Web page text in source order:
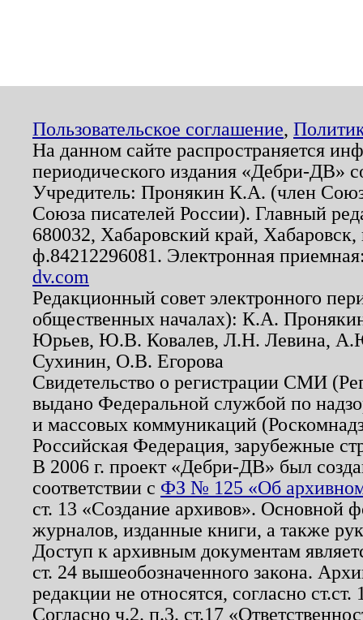
Пользовательское соглашение,
На данном сайте распространяется
периодического издания «Дебри-ДВ»
Учредитель: Пронякин К.А. (член
Союза писателей России). Главный
680032, Хабаровский край,
ф.84212296081. Электронная
dv.com
Редакционный совет электронного
общественных началах): К.А.
Юрьев, Ю.В. Ковалев, Л.Н. Левина,
Сухинин, О.В. Егорова
Свидетельство о регистрации СМИ
выдано Федеральной службой по
и массовых коммуникаций
Российская Федерация, зарубежные
В 2006 г. проект «Дебри-ДВ» был
соответствии с ФЗ № 125 «Об
ст. 13 «Создание архивов». Основной
журналов, изданные книги, а также
Доступ к архивным документам
ст. 24 вышеобозначенного закона.
редакции не относятся, согласно
Согласно ч.2. п.3. ст.17